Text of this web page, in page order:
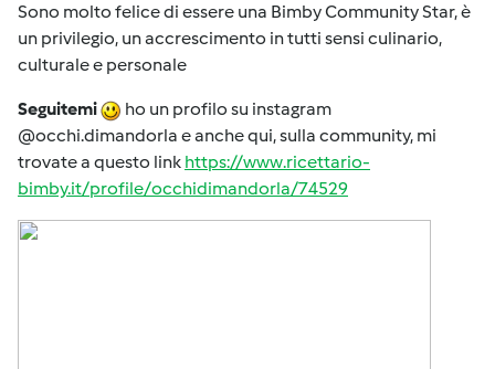
Sono molto felice di essere una Bimby Community Star, è
un privilegio, un accrescimento in tutti sensi culinario,
culturale e personale
Seguitemi
ho un profilo su instagram
@occhi.dimandorla e anche qui, sulla community, mi
trovate a questo link https://www.ricettario-
bimby.it/profile/occhidimandorla/74529